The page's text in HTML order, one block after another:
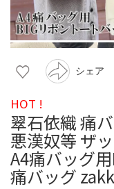
シェア
HOT !
翠石依織 痛
悪漢奴等 ザ
A4痛バッグ
痛バッグ